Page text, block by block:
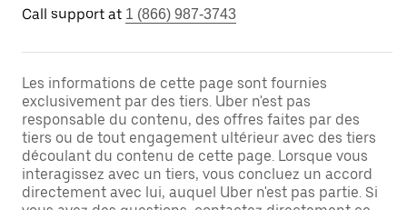
Call support at 1 (866) 987-3743
Les informations de cette page sont fournies
exclusivement par des tiers. Uber n'est pas
responsable du contenu, des offres faites par des
tiers ou de tout engagement ultérieur avec des tiers
découlant du contenu de cette page. Lorsque vous
interagissez avec un tiers, vous concluez un accord
directement avec lui, auquel Uber n'est pas partie. Si